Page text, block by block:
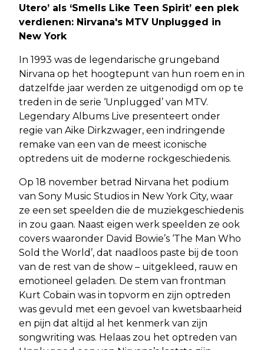
Utero’ als ‘Smells Like Teen Spirit’ een plek
verdienen: Nirvana's MTV Unplugged in
New York
In 1993 was de legendarische grungeband
Nirvana op het hoogtepunt van hun roem en in
datzelfde jaar werden ze uitgenodigd om op te
treden in de serie ‘Unplugged’ van MTV.
Legendary Albums Live presenteert onder
regie van Aike Dirkzwager, een indringende
remake van een van de meest iconische
optredens uit de moderne rockgeschiedenis.
Op 18 november betrad Nirvana het podium
van Sony Music Studios in New York City, waar
ze een set speelden die de muziekgeschiedenis
in zou gaan. Naast eigen werk speelden ze ook
covers waaronder David Bowie’s ‘The Man Who
Sold the World’, dat naadloos paste bij de toon
van de rest van de show – uitgekleed, rauw en
emotioneel geladen. De stem van frontman
Kurt Cobain was in topvorm en zijn optreden
was gevuld met een gevoel van kwetsbaarheid
en pijn dat altijd al het kenmerk van zijn
songwriting was. Helaas zou het optreden van